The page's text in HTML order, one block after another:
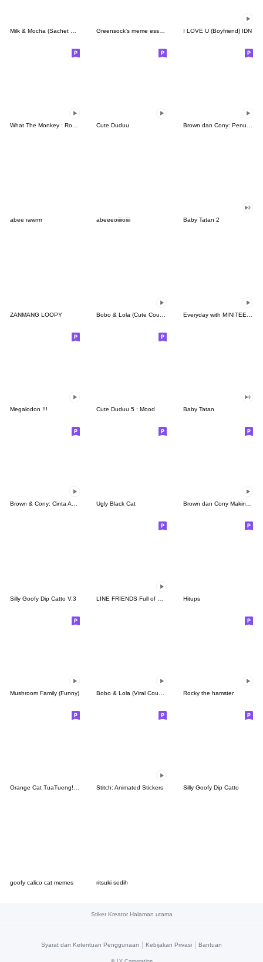
I LOVE U (Boyfriend) IDN
Cute Duduu
abee rawrrrr abeeeoiiiioiiii Baby Tatan 2
ZANMANG LOOPY
Megalodon !!! Cute Duduu 5 : Mood Baby Tatan
Brown & Cony: Cinta Abadi Ugly Black Cat Brown dan Cony Makin Mesra
Silly Goofy Dip Catto V.3 Hitups
Mushroom Family (Funny) Rocky the hamster
Orange Cat TuaTueng! (ENG) Stitch: Animated Stickers Silly Goofy Dip Catto
goofy calico cat memes ritsuki sedih
Stiker Kreator Halaman utama
Syarat dan Ketentuan Penggunaan | Kebijakan Privasi | Bantuan